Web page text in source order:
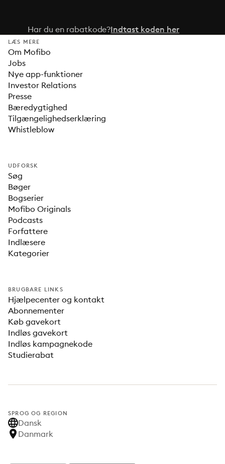
Har du en rabatkode?Indtast koden her
LÆS MERE
Om Mofibo
Jobs
Nye app-funktioner
Investor Relations
Presse
Bæredygtighed
Tilgængelighedserklæring
Whistleblow
UDFORSK
Søg
Bøger
Bogserier
Mofibo Originals
Podcasts
Forfattere
Indlæsere
Kategorier
BRUGBARE LINKS
Hjælpecenter og kontakt
Abonnementer
Køb gavekort
Indløs gavekort
Indløs kampagnekode
Studierabat
SPROG OG REGION
Dansk
Danmark